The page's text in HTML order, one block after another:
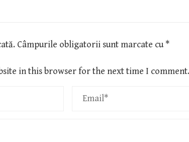
Câmpurile obligatorii sunt marcate cu*
in this browser for the next time I comment.